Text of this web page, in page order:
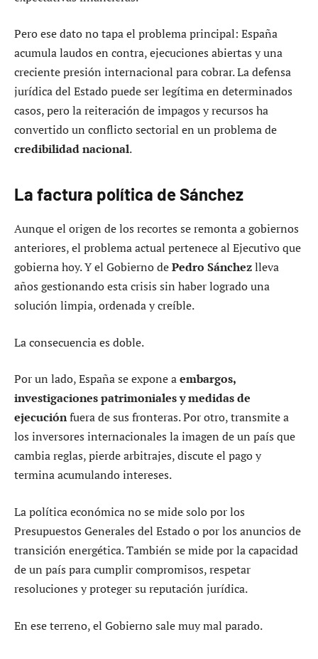
Pero ese dato no tapa el problema principal: España
acumula laudos en contra, ejecuciones abiertas y una
creciente presión internacional para cobrar. La defensa
jurídica del Estado puede ser legítima en determinados
casos, pero la reiteración de impagos y recursos ha
convertido un conflicto sectorial en un problema de
credibilidad nacional.
La factura política de Sánchez
Aunque el origen de los recortes se remonta a gobiernos
anteriores, el problema actual pertenece al Ejecutivo que
gobierna hoy. Y el Gobierno dePedro Sánchezlleva
años gestionando esta crisis sin haber logrado una
solución limpia, ordenada y creíble.
La consecuencia es doble.
Por un lado, España se expone aembargos,
investigaciones patrimoniales y medidas de
ejecuciónfuera de sus fronteras. Por otro, transmite a
los inversores internacionales la imagen de un país que
cambia reglas, pierde arbitrajes, discute el pago y
termina acumulando intereses.
La política económica no se mide solo por los
Presupuestos Generales del Estado o por los anuncios de
transición energética. También se mide por la capacidad
de un país para cumplir compromisos, respetar
resoluciones y proteger su reputación jurídica.
En ese terreno, el Gobierno sale muy mal parado.